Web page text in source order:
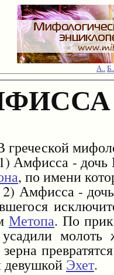
А..Б..
- дочь
, по имени
- дочь
Метопа. По
молоть
девушкой Эхет.